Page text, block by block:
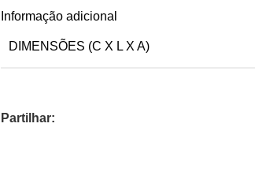
Informação adicional
DIMENSÕES (C X L X A)
Partilhar: